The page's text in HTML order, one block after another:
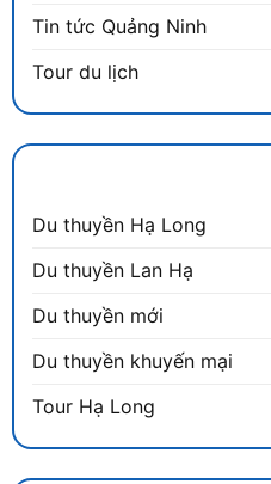
Tin tức Quảng Ninh
Tour du lịch
Du thuyền Hạ Long
Du thuyền Lan Hạ
Du thuyền mới
Du thuyền khuyến mại
Tour Hạ Long